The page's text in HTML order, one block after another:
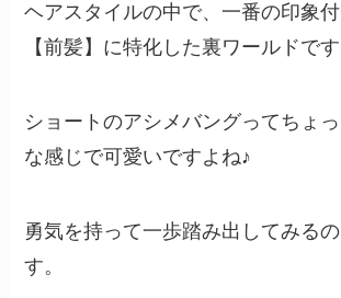
ヘアスタイルの中で、一番の印象
【前髪】に特化した裏ワールドです
ショートのアシメバングってちょ
な感じで可愛いですよね♪
勇気を持って一歩踏み出してみる
す。